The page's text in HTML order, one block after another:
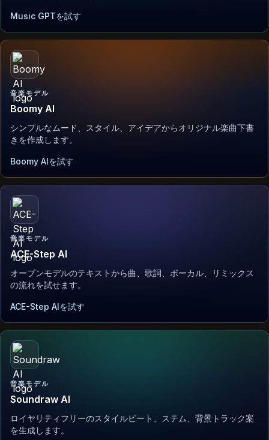
Music GPTを試す
音楽モデル
Boomy AI
シンプルなムード、スタイル、アイデアからオリジナル楽曲下書
きを作成します。
Boomy AIを試す
音楽モデル
ACE-Step AI
オープンモデルのテキストから曲、歌詞、ボーカル、リミックス
の流れを試せます。
ACE-Step AIを試す
音楽モデル
Soundraw AI
ロイヤリティフリーのスタイルビート、ステム、背景トラック案
を生成します。